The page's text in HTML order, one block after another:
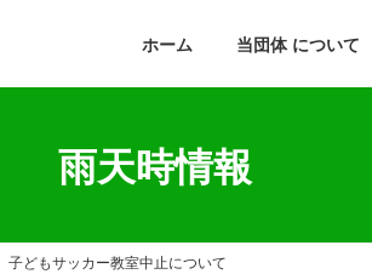
ホーム 当団体 について
雨天時情報
どもサッカー教室中止について